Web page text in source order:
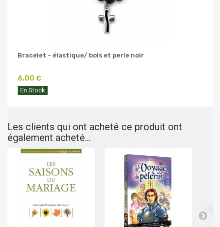
Bracelet - élastique/ bois et perle noir
6,00 €
En Stock
Les clients qui ont acheté ce produit ont
également acheté...